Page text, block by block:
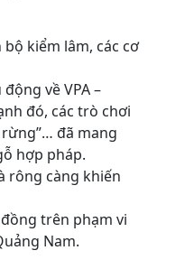
kiểm lâm, các cơ
về VPA –
đó, các trò chơi
đã mang
hợp pháp.
rông càng khiến
trên phạm vi
Nam.